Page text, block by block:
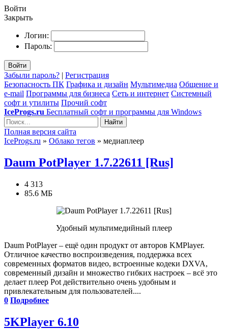
Войти
Закрыть
Логин:
Пароль:
Войти
Забыли пароль? | Регистрация
Безопасность ПК Графика и дизайн Мультимедиа Общение и
e-mail Программы для бизнеса Сеть и интернет Системный
софт и утилиты Прочий софт
IceProgs.ru Бесплатный софт и программы для Windows
Найти
Полная версия сайта
IceProgs.ru » Облако тегов » медиаплеер
Daum PotPlayer 1.7.22611 [Rus]
4 313
85.6 МБ
Удобный мультимедийный плеер
Daum PotPlayer – ещё один продукт от авторов KMPlayer.
Отличное качество воспроизведения, поддержка всех
современных форматов видео, встроенные кодеки DXVA,
современный дизайн и множество гибких настроек – всё это
делает плеер Pot действительно очень удобным и
привлекательным для пользователей....
0 Подробнее
5KPlayer 6.10